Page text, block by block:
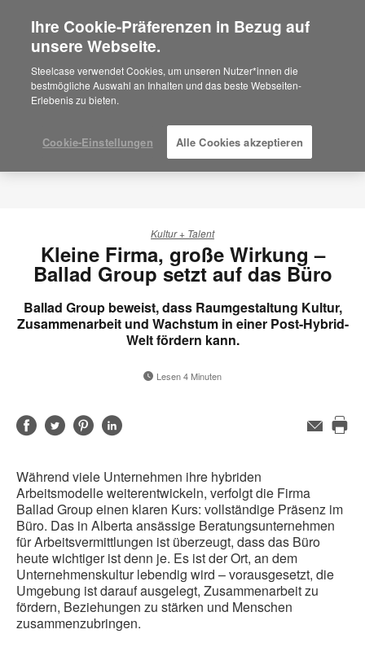
Are you in United States?
Would you like to see Products we sell in
your region?
Americas
Español
Kultur + Talent
Kleine Firma, große Wirkung –
Ballad Group setzt auf das Büro
Ballad Group beweist, dass Raumgestaltung Kultur,
Zusammenarbeit und Wachstum in einer Post-Hybrid-
Welt fördern kann.
Lesen 4 Minuten
AufAufAufAuf
E-
Während viele Unternehmen ihre hybriden
Arbeitsmodelle weiterentwickeln, verfolgt die Firma
Ballad Group einen klaren Kurs: vollständige Präsenz im
Büro. Das in Alberta ansässige Beratungsunternehmen
für Arbeitsvermittlungen ist überzeugt, dass das Büro
heute wichtiger ist denn je. Es ist der Ort, an dem
Unternehmenskultur lebendig wird – vorausgesetzt, die
Umgebung ist darauf ausgelegt, Zusammenarbeit zu
fördern, Beziehungen zu stärken und Menschen
zusammenzubringen.
Ihre Cookie-Präferenzen in Bezug auf
unsere Webseite.
Steelcase verwendet Cookies, um unseren Nutzer*innen die
bestmögliche Auswahl an Inhalten und das beste Webseiten-
Erlebenis zu bieten.
Cookie-Einstellungen Alle Cookies akzeptieren